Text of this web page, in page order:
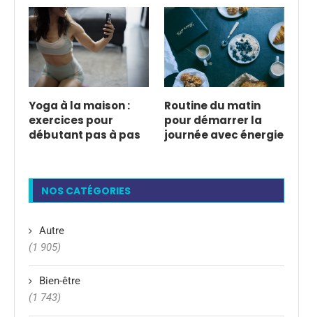
Yoga à la maison :
exercices pour
débutant pas à pas
Routine du matin
pour démarrer la
journée avec énergie
NOS CATÉGORIES
Autre
(1 905)
Bien-être
(1 743)